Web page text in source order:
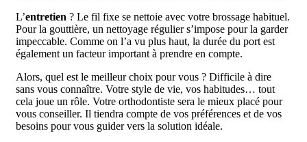
L’entretien ? Le fil fixe se nettoie avec votre brossage habituel.
Pour la gouttière, un nettoyage régulier s’impose pour la garder
impeccable. Comme on l’a vu plus haut, la durée du port est
également un facteur important à prendre en compte.
Alors, quel est le meilleur choix pour vous ? Difficile à dire
sans vous connaître. Votre style de vie, vos habitudes… tout
cela joue un rôle. Votre orthodontiste sera le mieux placé pour
vous conseiller. Il tiendra compte de vos préférences et de vos
besoins pour vous guider vers la solution idéale.